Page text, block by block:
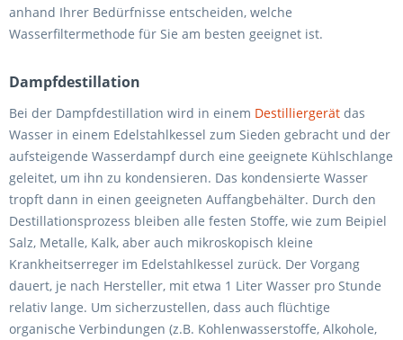
anhand Ihrer Bedürfnisse entscheiden, welche
Wasserfiltermethode für Sie am besten geeignet ist.
Dampfdestillation
Bei der Dampfdestillation wird in einem Destilliergerät das
Wasser in einem Edelstahlkessel zum Sieden gebracht und der
aufsteigende Wasserdampf durch eine geeignete Kühlschlange
geleitet, um ihn zu kondensieren. Das kondensierte Wasser
tropft dann in einen geeigneten Auffangbehälter. Durch den
Destillationsprozess bleiben alle festen Stoffe, wie zum Beipiel
Salz, Metalle, Kalk, aber auch mikroskopisch kleine
Krankheitserreger im Edelstahlkessel zurück. Der Vorgang
dauert, je nach Hersteller, mit etwa 1 Liter Wasser pro Stunde
relativ lange. Um sicherzustellen, dass auch flüchtige
organische Verbindungen (z.B. Kohlenwasserstoffe, Alkohole,